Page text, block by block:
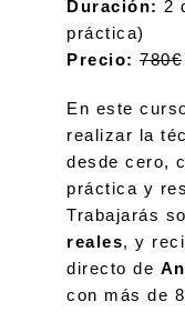
Duración: 2
práctica)
Precio: 780€
En este
realizar la
desde cero,
práctica y
Trabajarás
reales, y
directo de
con más de